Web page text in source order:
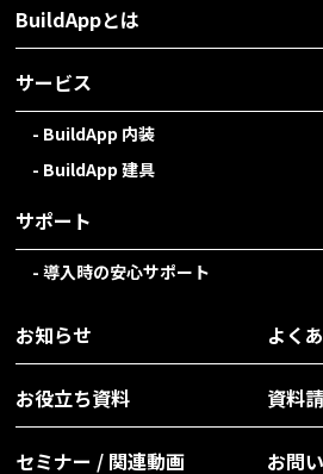
BuildAppとは
サービス
BuildApp 内装
BuildApp 建具
サポート
導入時の安心サポート
お知らせ
お役立ち資料
セミナー / 関連動画
よく
資料
お問